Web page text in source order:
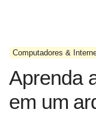
Computadores &
Aprenda
em um